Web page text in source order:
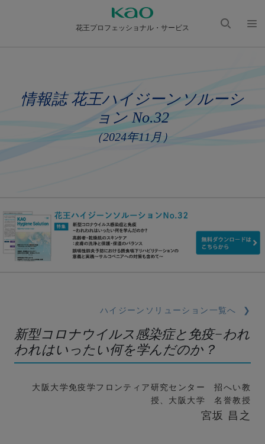
花王プロフェッショナル・サービス
情報誌 花王ハイジーンソルーシ
ョン No.32
（2024年11月）
ハイジーンソリュ ーション一覧へ ❯
新型コロナウイルス感染症と免疫−われ
われはいったい何を学んだのか？
大阪大学免疫学フロンティア研究センター 招へい教
授、大阪大学 名誉教授
宮坂 昌之